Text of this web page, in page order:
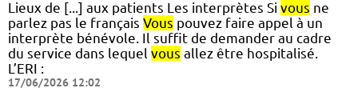
Lieux de [...] aux patients Les interprètes Si vous ne
parlez pas le français Vous pouvez faire appel à un
interprète bénévole. Il suffit de demander au cadre
du service dans lequel vous allez être hospitalisé.
L’ERI :
17/06/2026 12:02